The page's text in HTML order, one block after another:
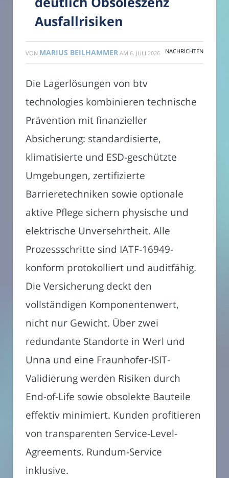
Ausfallrisiken
VON MARIUS BEILHAMMER AM 6. JULI 2026 NACHRICHTEN
Die Lagerlösungen von btv
technologies kombinieren technische
Prävention mit finanzieller
Absicherung: standardisierte,
klimatisierte und ESD-geschützte
Umgebungen, zertifizierte
Barrieretechniken sowie optionale
aktive Pflege sichern physische und
elektrische Unversehrtheit. Alle
Prozessschritte sind IATF-16949-
konform protokolliert und auditfähig.
Die Versicherung deckt den
vollständigen Komponentenwert,
nicht nur Gewicht. Über zwei
redundante Standorte in Werl und
Unna und eine Fraunhofer-ISIT-
Validierung werden Risiken durch
End-of-Life sowie obsolekte Bauteile
effektiv minimiert. Kunden profitieren
von transparenten Service-Level-
Agreements. Rundum-Service
inklusive.